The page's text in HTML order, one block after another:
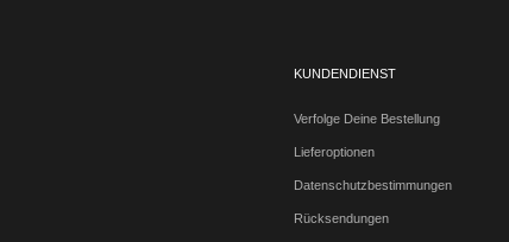
KUNDENDIENST
Verfolge Deine Bestellung
Lieferoptionen
Datenschutzbestimmungen
Rücksendungen